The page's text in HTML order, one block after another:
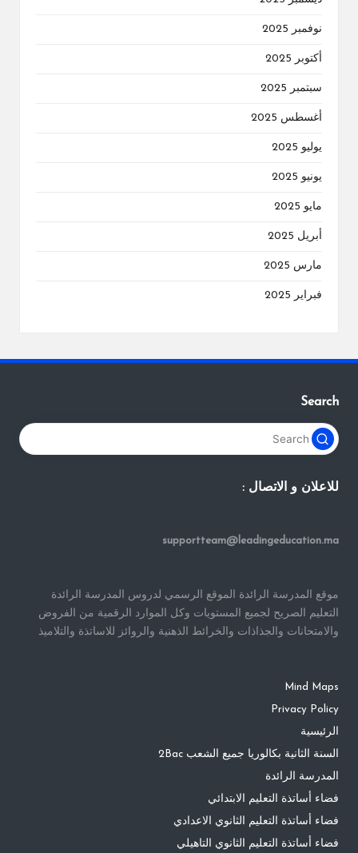
نوفمبر 2025
أكتوبر 2025
سبتمبر 2025
أغسطس 2025
يوليو 2025
يونيو 2025
مايو 2025
أبريل 2025
مارس 2025
فبراير 2025
Search
للاعلان و الاتصال :
supportteam@leadingeducation.ma
موقع المدرسة الرائدة الموقع الرسمي لدروس المدرسة الرائدة
التعليم الصريح لجميع المستويات وكل الموارد الرقمية من الفروض
والامتحانات والجذاذات والخرائط الذهنية والروائز للاساتذة والتلاميذ
Mind Maps
Privacy Policy
الرئيسية
السنة الثانية بكالوريا جميع الشعب 2Bac
المدرسة الرائدة
فضاء أساتذة التعليم الابتدائي
فضاء أساتذة التعليم الثانوي الاعدادي
فضاء أساتذة التعليم الثانوي التاهيلي